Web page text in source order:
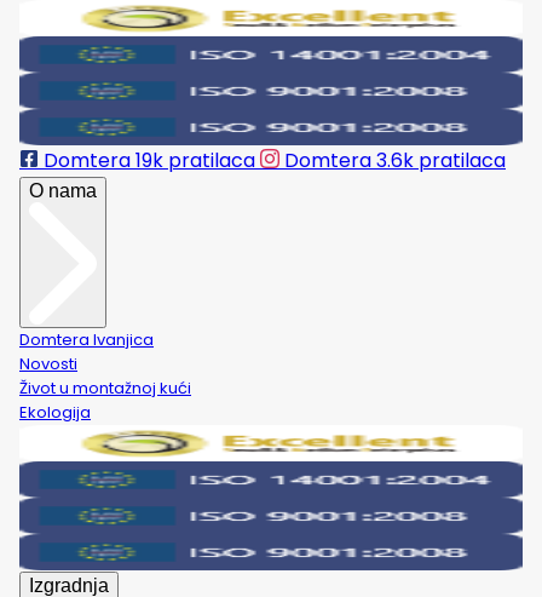
Domtera19k pratilaca Domtera3.6k pratilaca
O nama
Domtera Ivanjica
Novosti
Život u montažnoj kući
Ekologija
Izgradnja